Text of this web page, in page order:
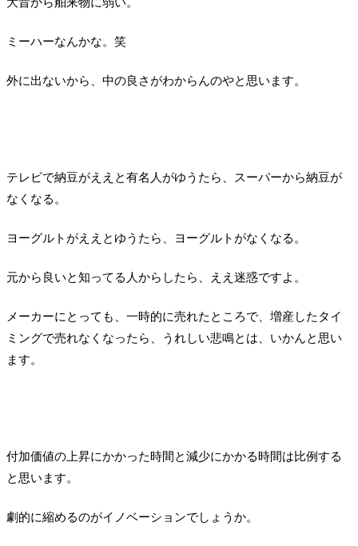
大昔から舶来物に弱い。
ミーハーなんかな。笑
外に出ないから、中の良さがわからんのやと思います。
テレビで納豆がええと有名人がゆうたら、スーパーから納豆が
なくなる。
ヨーグルトがええとゆうたら、ヨーグルトがなくなる。
元から良いと知ってる人からしたら、ええ迷惑ですよ。
メーカーにとっても、一時的に売れたところで、増産したタイ
ミングで売れなくなったら、うれしい悲鳴とは、いかんと思い
ます。
付加価値の上昇にかかった時間と減少にかかる時間は比例する
と思います。
劇的に縮めるのがイノベーションでしょうか。